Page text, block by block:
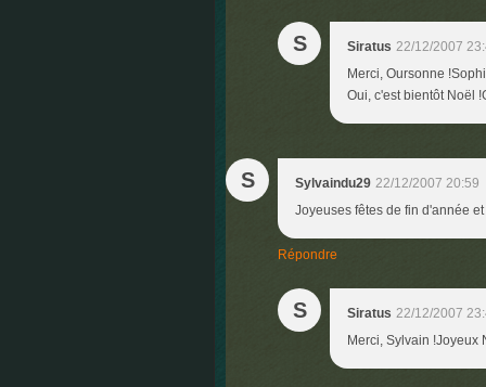
S Siratus 22/12/2007
Merci, Oursonne
Oui, c'est bientôt Noël
S Sylvaindu29 22/12/2007 20:59
Joyeuses fêtes de fin d'année
Répondre
S Siratus 22/12/2007
Merci, Sylvain